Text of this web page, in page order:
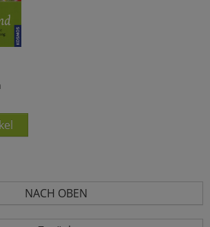
NACH OBEN